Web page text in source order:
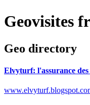
Geovisites fr
Geo directory
Elvyturf: l'assurance